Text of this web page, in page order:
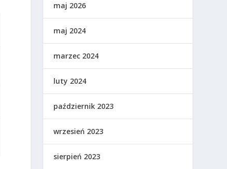
maj 2026
maj 2024
marzec 2024
luty 2024
październik 2023
wrzesień 2023
sierpień 2023